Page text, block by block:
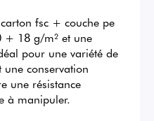
fsc + couche pe
+ 18 g/m² et une
pour une variété de
conservation
une résistance
à manipuler.